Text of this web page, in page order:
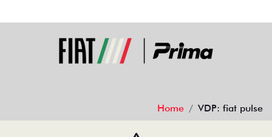
Home VDP: fiat pulse